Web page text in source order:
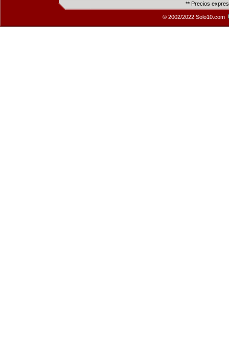
** Precios
© 2002/2022 Solo10.com